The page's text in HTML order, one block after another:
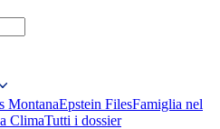
MontanaEpstein FilesFamiglia nel
ClimaTutti i dossier